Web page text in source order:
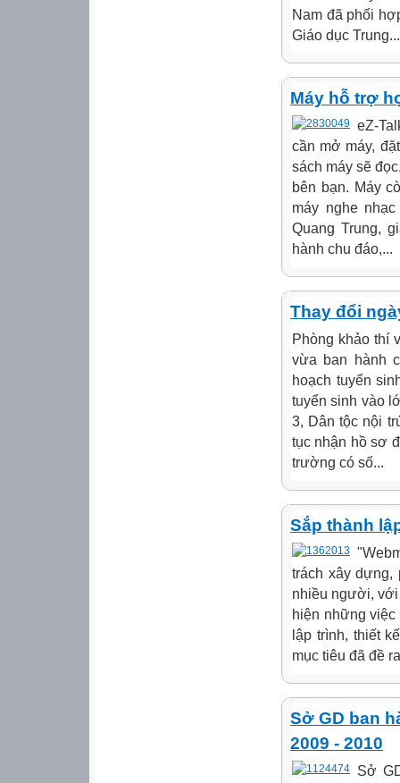
Nam đã phối
Giáo dục Trung...
Máy hỗ trợ
eZ-
cần mở máy,
sách máy sẽ
bên bạn. Máy
máy nghe
Quang Trung,
hành chu đáo,...
Thay đổi
Phòng khảo thí
vừa ban hành
hoạch tuyển
tuyển sinh vào
3, Dân tộc nội
tục nhận hồ sơ
trường có số...
Sắp thành
trách xây dựng,
nhiều người, với
hiện những
lập trình, thiết
mục tiêu đã đề
Sở GD ban
2009 - 2010
Sở